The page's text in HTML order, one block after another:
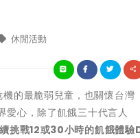
休閒活動
的最脆弱兒童，也關懷台灣
心，除了飢餓三十代言人
挑戰12或30小時的飢餓體驗